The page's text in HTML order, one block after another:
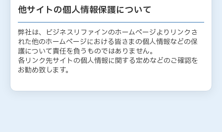
他サイトの個人情報保護について
弊社は、ビジネスリファインのホームページよりリンクさ
れた他のホームページにおける皆さまの個人情報などの保
護について責任を負うものではありません。
各リンク先サイトの個人情報に関する定めなどのご確認を
お勧め致します。